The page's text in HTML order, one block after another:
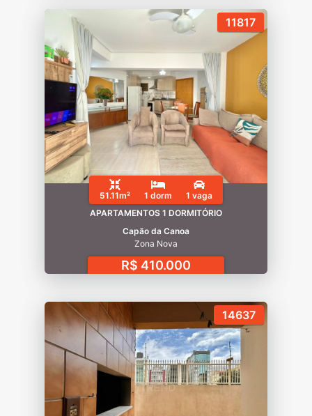
11817
51.11m² 1 dorm
1 vaga
APARTAMENTOS 1 DORMITÓRIO
Capão da Canoa
Zona Nova
R$ 410.000
14637